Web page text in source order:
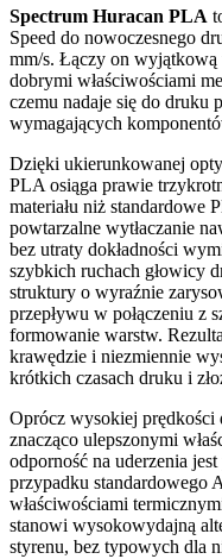
Spectrum Huracan PLA
Speed do nowoczesnego
mm/s. Łączy on wyjątkową
dobrymi właściwościami
czemu nadaje się do druku
wymagających
Dzięki ukierunkowanej
PLA osiąga prawie
materiału niż standardowe
powtarzalne wytłaczanie
bez utraty dokładności
szybkich ruchach głowicy
struktury o wyraźnie
przepływu w połączeniu z
formowanie warstw.
krawędzie i niezmiennie
krótkich czasach druku i
Oprócz wysokiej
znacząco ulepszonymi
odporność na uderzenia
przypadku standardowego
właściwościami
stanowi wysokowydajną
styrenu, bez typowych dla